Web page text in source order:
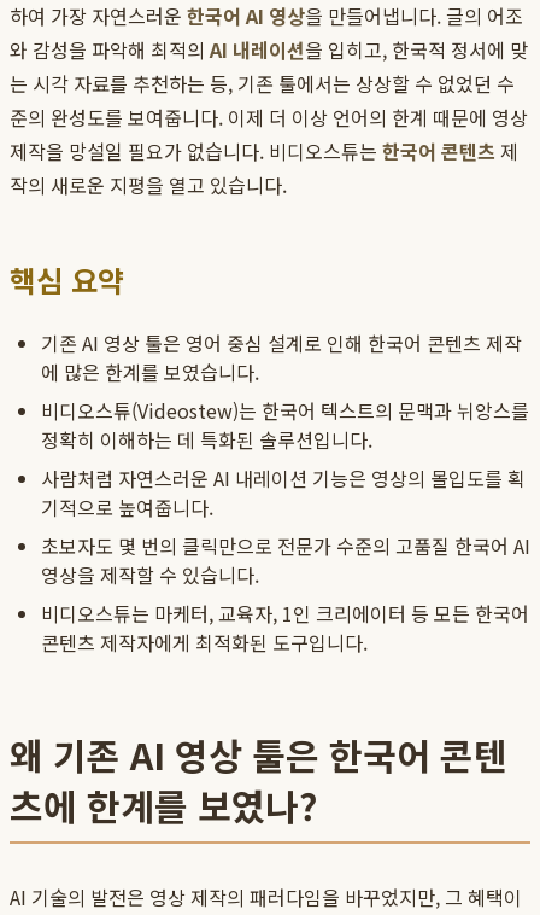
하여 가장 자연스러운 한국어 AI 영상을 만들어냅니다. 글의 어조
와 감성을 파악해 최적의AI 내레이션을 입히고, 한국적 정서에 맞
는 시각 자료를 추천하는 등, 기존 툴에서는 상상할 수 없었던 수
준의 완성도를 보여줍니다. 이제 더 이상 언어의 한계 때문에 영상
제작을 망설일 필요가 없습니다. 비디오스튜는 한국어 콘텐츠 제
작의 새로운 지평을 열고 있습니다.
핵심 요약
기존 AI 영상 툴은 영어 중심 설계로 인해 한국어 콘텐츠 제작
에 많은 한계를 보였습니다.
비디오스튜(Videostew)는 한국어 텍스트의 문맥과 뉘앙스를
정확히 이해하는 데 특화된 솔루션입니다.
사람처럼 자연스러운 AI 내레이션 기능은 영상의 몰입도를 획
기적으로 높여줍니다.
초보자도 몇 번의 클릭만으로 전문가 수준의 고품질 한국어 AI
영상을 제작할 수 있습니다.
비디오스튜는 마케터, 교육자, 1인 크리에이터 등 모든 한국어
콘텐츠 제작자에게 최적화된 도구입니다.
왜 기존 AI 영상 툴은 한국어 콘텐
츠에 한계를 보였나?
AI 기술의 발전은 영상 제작의 패러다임을 바꾸었지만, 그 혜택이